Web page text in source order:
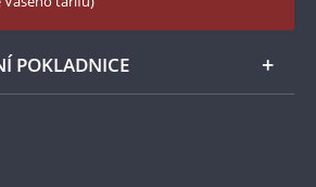
POKLADNICE